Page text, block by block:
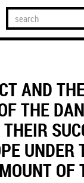
AND
THE
UNDER
OF